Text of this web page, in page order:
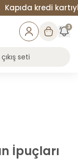
kredi
3
İpuçları